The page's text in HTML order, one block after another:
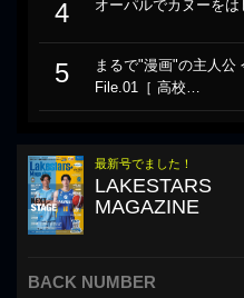
4 オーパルでカヌーを
5
まるで"漫画"の主人公
File.01［ 高校…
最新号でました！
LAKESTARS
MAGAZINE
BACK NUMBER